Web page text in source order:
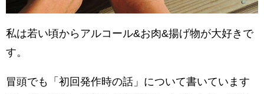
私は若い頃からアルコール&お肉&揚げ物が大好きで
す。
冒頭でも「初回発作時の話」について書いています